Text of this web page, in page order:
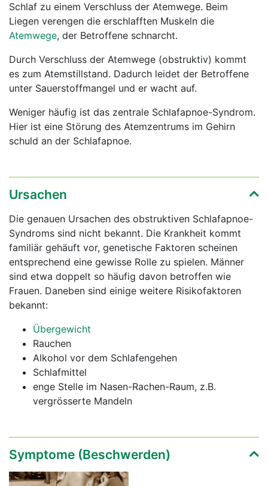
Schlaf zu einem Verschluss der Atemwege. Beim
Liegen verengen die erschlafften Muskeln die
Atemwege, der Betroffene schnarcht.
Durch Verschluss der Atemwege (obstruktiv) kommt
es zum Atemstillstand. Dadurch leidet der Betroffene
unter Sauerstoffmangel und er wacht auf.
Weniger häufig ist das zentrale Schlafapnoe-Syndrom.
Hier ist eine Störung des Atemzentrums im Gehirn
schuld an der Schlafapnoe.
Ursachen
Die genauen Ursachen des obstruktiven Schlafapnoe-
Syndroms sind nicht bekannt. Die Krankheit kommt
familiär gehäuft vor, genetische Faktoren scheinen
entsprechend eine gewisse Rolle zu spielen. Männer
sind etwa doppelt so häufig davon betroffen wie
Frauen. Daneben sind einige weitere Risikofaktoren
bekannt:
Übergewicht
Rauchen
Alkohol vor dem Schlafengehen
Schlafmittel
enge Stelle im Nasen-Rachen-Raum, z.B.
vergrösserte Mandeln
Symptome (Beschwerden)